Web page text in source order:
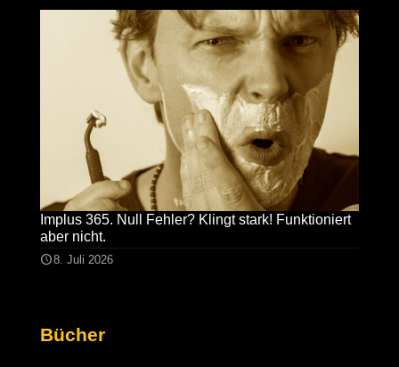
Implus 365. Null Fehler? Klingt stark! Funktioniert
aber nicht.
8. Juli 2026
Bücher